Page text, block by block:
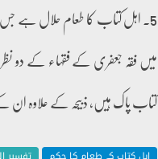
5۔ اہل کتاب کا طعام حلال ہے جس
میں فقہ جعفری کے فقہاء کے دو
کتاب پاک ہیں، ذبیحہ کے علاوہ